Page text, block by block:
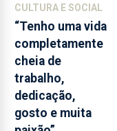
CULTURA E SOCIAL
“Tenho uma vida
completamente
cheia de
trabalho,
dedicação,
gosto e muita